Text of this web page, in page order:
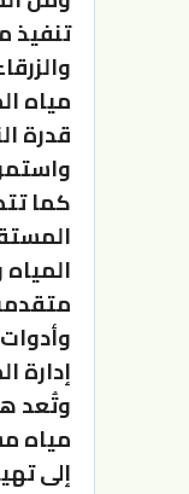
تنفيذ
مياه
قدرة
كما
إدارة
وتُعد
مياه
إلى